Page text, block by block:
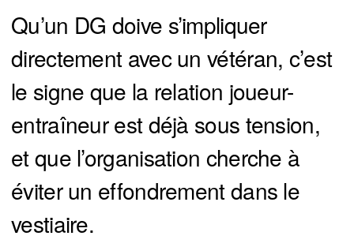
Qu’un DG doive s’impliquer
directement avec un vétéran, c’est
le signe que la relation joueur-
entraîneur est déjà sous tension,
et que l’organisation cherche à
éviter un effondrement dans le
vestiaire.